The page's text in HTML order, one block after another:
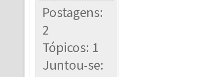
Postagens:
2
Tópicos: 1
Juntou-se: